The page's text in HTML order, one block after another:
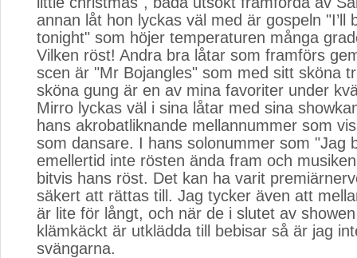
annan låt hon lyckas väl med är gospeln "I’ll
tonight" som höjer temperaturen många
Vilken röst! Andra bra låtar som framförs
scen är "Mr Bojangles" som med sitt sköna
sköna gung är en av mina favoriter under
Mirro lyckas väl i sina låtar med sina
hans akrobatliknande mellannummer som
som dansare. I hans solonummer som "Jag
emellertid inte rösten ända fram och
bitvis hans röst. Det kan ha varit
säkert att rättas till. Jag tycker även att
är lite för långt, och när de i slutet av
klämkäckt är utklädda till bebisar så är jag
svängarna.